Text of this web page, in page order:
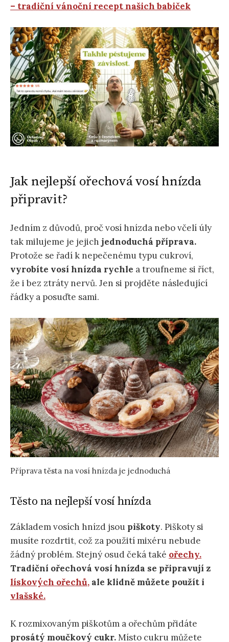
– tradiční vánoční recept našich babiček
Jak nejlepší ořechová vosí hnízda
připravit?
Jedním z důvodů, proč vosí hnízda nebo včelí úly
tak milujeme je jejich jednoduchá příprava.
Protože se řadí k nepečenému typu cukroví,
vyrobíte vosí hnízda rychle a troufneme si říct,
že i bez ztráty nervů. Jen si projděte následující
řádky a posuďte sami.
Příprava těsta na vosí hnízda je jednoduchá
Těsto na nejlepší vosí hnízda
Základem vosích hnízd jsou piškoty. Piškoty si
musíte rozdrtit, což za použití mixéru nebude
žádný problém. Stejný osud čeká také ořechy.
Tradiční ořechová vosí hnízda se připravují z
lískových ořechů, ale klidně můžete použít i
vlašské.
K rozmixovaným piškotům a ořechům přidáte
prosátý moučkový cukr.Místo cukru můžete